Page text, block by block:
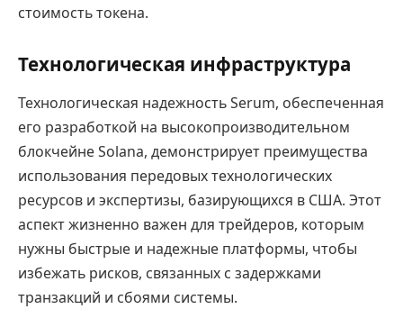
стоимость токена.
Технологическая инфраструктура
Технологическая надежность Serum, обеспеченная
его разработкой на высокопроизводительном
блокчейне Solana, демонстрирует преимущества
использования передовых технологических
ресурсов и экспертизы, базирующихся в США. Этот
аспект жизненно важен для трейдеров, которым
нужны быстрые и надежные платформы, чтобы
избежать рисков, связанных с задержками
транзакций и сбоями системы.